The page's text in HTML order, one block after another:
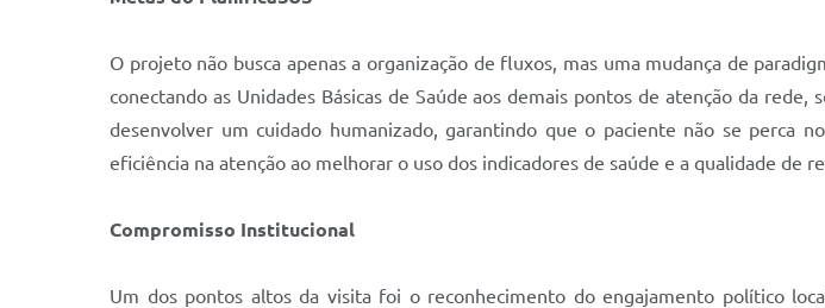
O projeto não busca apenas a organização de fluxos, mas uma mudança de
conectando as Unidades Básicas de Saúde aos demais pontos de atenção da
desenvolver um cuidado humanizado, garantindo que o paciente não se perca
eficiência na atenção ao melhorar o uso dos indicadores de saúde e a qualidade de
Compromisso Institucional
Um dos pontos altos da visita foi o reconhecimento do engajamento político